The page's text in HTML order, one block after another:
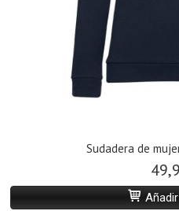
Sudadera de